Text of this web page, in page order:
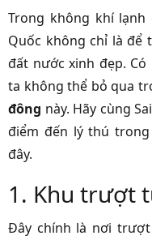
Trong không khí lạnh
Quốc không chỉ là để
đất nước xinh đẹp.
ta không thể bỏ qua
đông này. Hãy cùng
điểm đến lý thú
đây.
1. Khu trượt
Đây chính là nơi